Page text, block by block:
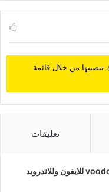
من خلال قائمة
تعليقات
تنزيل برنامج فودو voodoo للايفون وللاندرويد